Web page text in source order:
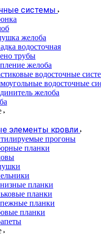
системы
желоба
водосточная
трубы
желоба
водосточные
водосточные
желоба
элементы кровли
прогоны
планки
планки
планки
планки
планки